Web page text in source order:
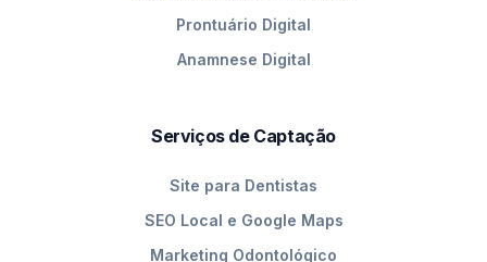
Prontuário Digital
Anamnese Digital
Serviços de Captação
Site para Dentistas
SEO Local e Google Maps
Marketing Odontológico